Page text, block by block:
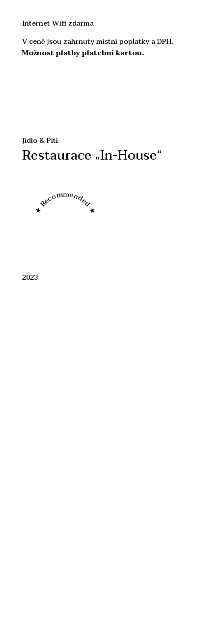
Internet Wifi zdarma
V ceně jsou zahrnuty místní poplatky a DPH.
Možnost platby platební kartou.
Jídlo & Pití
Restaurace „In-House“
★ Recommended ★
2023